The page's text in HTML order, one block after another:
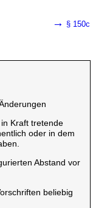
→ § 150c
Kraft tretende
oder in dem
Abstand vor
beliebig